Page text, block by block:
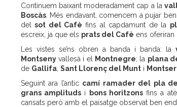
Continuem baixant moderadament cap a la
Boscàs. Més endavant, comencem a pujar
delsot del Cafè fins al capdamunt de la
escreix, ja que els prats del Cafè ens oferiran
Les vistes se’ns obren a banda i banda: la
Montsenyvallesà i el Montnegre; la plana
de Gallifa, Sant Llorenç del Munti
Seguint ara l’antic camí ramader del pla
grans amplitudsi bons horitzonsfins a
cansats però amb el paisatge observat ben